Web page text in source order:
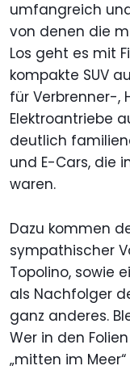
umfangreich
von denen die
Los geht es mit
kompakte SUV
für Verbrenner-,
Elektroantriebe
deutlich
und E-Cars, die
waren.
Dazu kommen
sympathischer
Topolino, sowie
als Nachfolger
ganz anderes.
Wer in den
„mitten im